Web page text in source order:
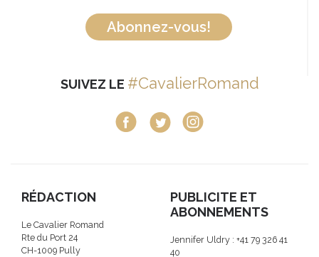
Abonnez-vous!
SUIVEZ LE #CavalierRomand
RÉDACTION
Le Cavalier Romand
Rte du Port 24
CH-1009 Pully
PUBLICITE ET
ABONNEMENTS
Jennifer Uldry : +41 79 326 41
40